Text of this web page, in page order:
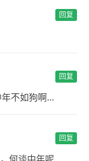
回复
回复
不如狗啊...
回复
何谈中年呢